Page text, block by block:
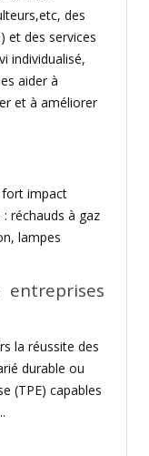
des
et des services
individualisé,
aider à
et à améliorer
fort impact
réchauds à gaz
lampes
la réussite des
durable ou
(TPE) capables